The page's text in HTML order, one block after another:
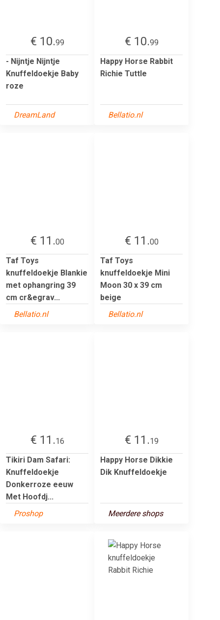
€ 10.99
- Nijntje Nijntje
Knuffeldoekje Baby
roze
DreamLand
€ 10.99
Happy Horse Rabbit
Richie Tuttle
Bellatio.nl
€ 11.00
Taf Toys
knuffeldoekje Blankie
met ophangring 39
cm cr&egrav...
Bellatio.nl
€ 11.00
Taf Toys
knuffeldoekje Mini
Moon 30 x 39 cm
beige
Bellatio.nl
€ 11.16
Tikiri Dam Safari:
Knuffeldoekje
Donkerroze eeuw
Met Hoofdj...
Proshop
€ 11.19
Happy Horse Dikkie
Dik Knuffeldoekje
Meerdere shops